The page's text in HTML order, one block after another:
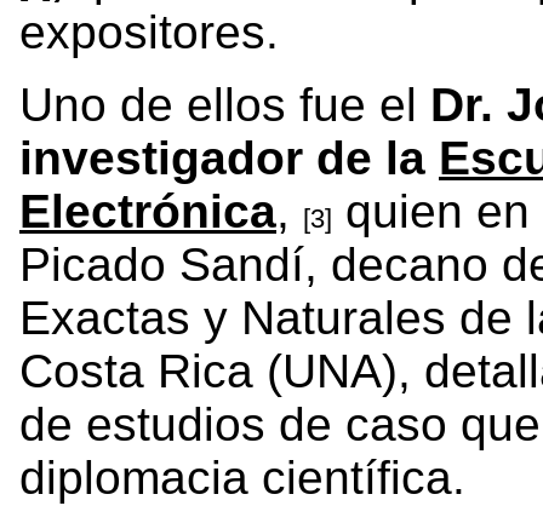
expositores.
Uno de ellos fue el Dr.
investigador de la
Electrónica, [3] quien
Picado Sandí, decano
Exactas y Naturales de
Costa Rica (UNA),
de estudios de caso
diplomacia científica.